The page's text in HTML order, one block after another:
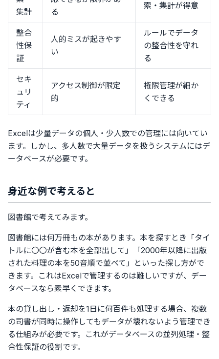
集計
る
索・集計が得意
整合
性保
証
人的ミスが起きやす
い
ルールでデータ
の整合性を守れ
る
セキ
ュリ
ティ
アクセス制御が限定
的
権限管理が細か
くできる
Excelは少量データの個人・少人数での管理には向いてい
ます。しかし、多人数で大量データを扱うシステムにはデ
ータベースが必要です。
身近な例で考えると
図書館で考えてみます。
図書館には何万冊もの本があります。本を探すとき「タイ
トルに〇〇が含む本を全部出して」「2000年以降に出版
された料理の本を50音順で並べて」といった探し方がで
きます。これはExcelで管理するのは難しいですが、デー
タベースなら素早くできます。
本の貸し出し・返却を1日に何百件も処理する場合、複数
の司書が同時に操作してもデータが壊れないよう管理でき
る仕組みが必要です。これがデータベースの並列処理・整
合性保証の役割です。